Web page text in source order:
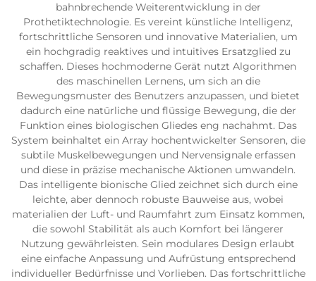
bahnbrechende Weiterentwicklung in der
Prothetiktechnologie. Es vereint künstliche Intelligenz,
fortschrittliche Sensoren und innovative Materialien, um
ein hochgradig reaktives und intuitives Ersatzglied zu
schaffen. Dieses hochmoderne Gerät nutzt Algorithmen
des maschinellen Lernens, um sich an die
Bewegungsmuster des Benutzers anzupassen, und bietet
dadurch eine natürliche und flüssige Bewegung, die der
Funktion eines biologischen Gliedes eng nachahmt. Das
System beinhaltet ein Array hochentwickelter Sensoren, die
subtile Muskelbewegungen und Nervensignale erfassen
und diese in präzise mechanische Aktionen umwandeln.
Das intelligente bionische Glied zeichnet sich durch eine
leichte, aber dennoch robuste Bauweise aus, wobei
materialien der Luft- und Raumfahrt zum Einsatz kommen,
die sowohl Stabilität als auch Komfort bei längerer
Nutzung gewährleisten. Sein modulares Design erlaubt
eine einfache Anpassung und Aufrüstung entsprechend
individueller Bedürfnisse und Vorlieben. Das fortschrittliche